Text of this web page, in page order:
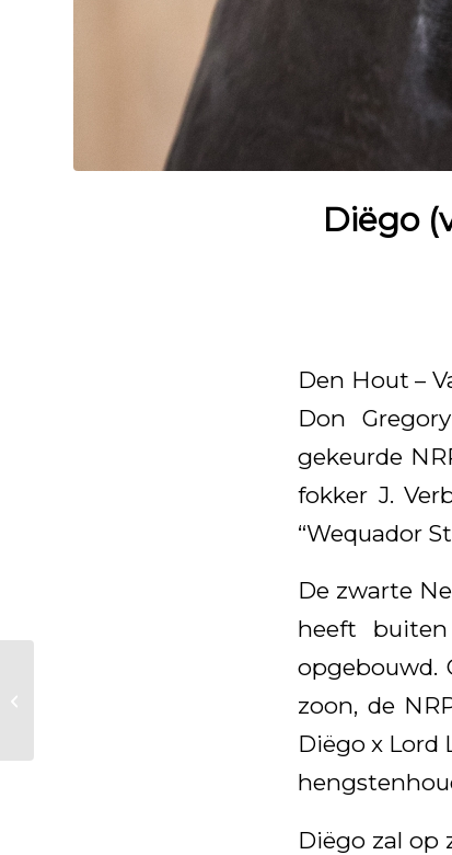
Diëgo
Den Hout –
Don
gekeurde
fokker J.
“Wequador
De zwarte
heeft
opgebouwd.
zoon, de
Diëgo x Lord
Diëgo zal op